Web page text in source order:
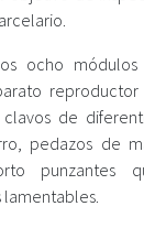
ocho
reproductor
de
pedazos de
punzantes